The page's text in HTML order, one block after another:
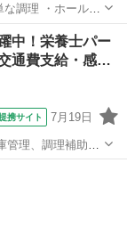
な調理 ・ホール内
料理の配膳など
麺をゆでる <2>
中！栄養士パー
通費支給・感…
携サイト 7月19日
理、調理補助、
お仕事です。 5